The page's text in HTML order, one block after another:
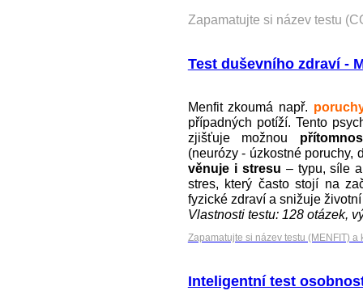
Zapamatujte si název testu
Test duševního zdraví -
Menfit zkoumá např.
případných potíží. Tento
zjišťuje možnou
(neurózy - úzkostné poruchy,
věnuje i stresu – typu, síle
stres, který často stojí na
fyzické zdraví a snižuje
Vlastnosti testu: 128 otázek,
Zapamatujte si název testu (MENFIT)
Inteligentní test